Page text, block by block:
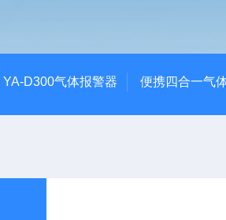
YA-D300气体报警器 便携四合一气